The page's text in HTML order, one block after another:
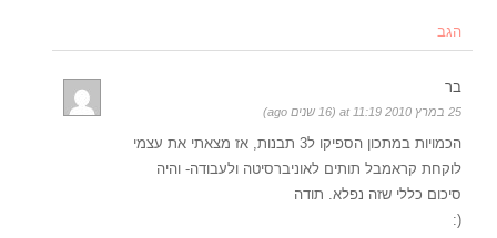
הגב
בר
25 במרץ 2010 at 11:19 (16 שנים ago)
הכמויות במתכון הספיקו ל3 תבנות, אז מצאתי את עצמי
לוקחת קראמבל תותים לאוניברסיטה ולעבודה- והיה
סיכום כללי שזה נפלא. תודה
(: